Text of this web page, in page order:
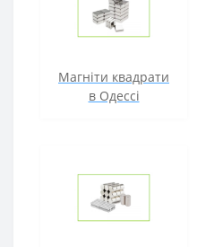
Магніти квадрати
в Одессі